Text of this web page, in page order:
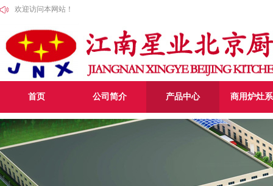
欢迎访问本网站！
首页 公司简介 产品中心 商用炉灶